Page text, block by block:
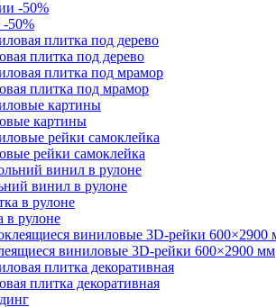
50%
плитка под дерево
плитка под мрамор
картины
рейки самоклейка
винил в рулоне
в рулоне
виниловые 3D‑рейки 600×2900 мм
плитка декоративная